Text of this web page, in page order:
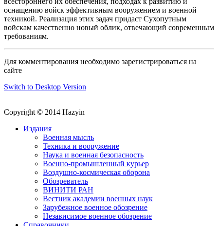
оснащению войск эффективным вооружением и военной
техникой. Реализация этих задач придаст Сухопутным
войскам качественно новый облик, отвечающий современным
требованиям.
Для комментирования необходимо зарегистрироваться на
сайте
Switch to Desktop Version
Copyright © 2014 Hazyin
Издания
Военная мысль
Техника и вооружение
Наука и военная безопасность
Военно-промышленный курьер
Воздушно-космическая оборона
Обозреватель
ВИНИТИ РАН
Вестник академии военных наук
Зарубежное военное обозрение
Независимое военное обозрение